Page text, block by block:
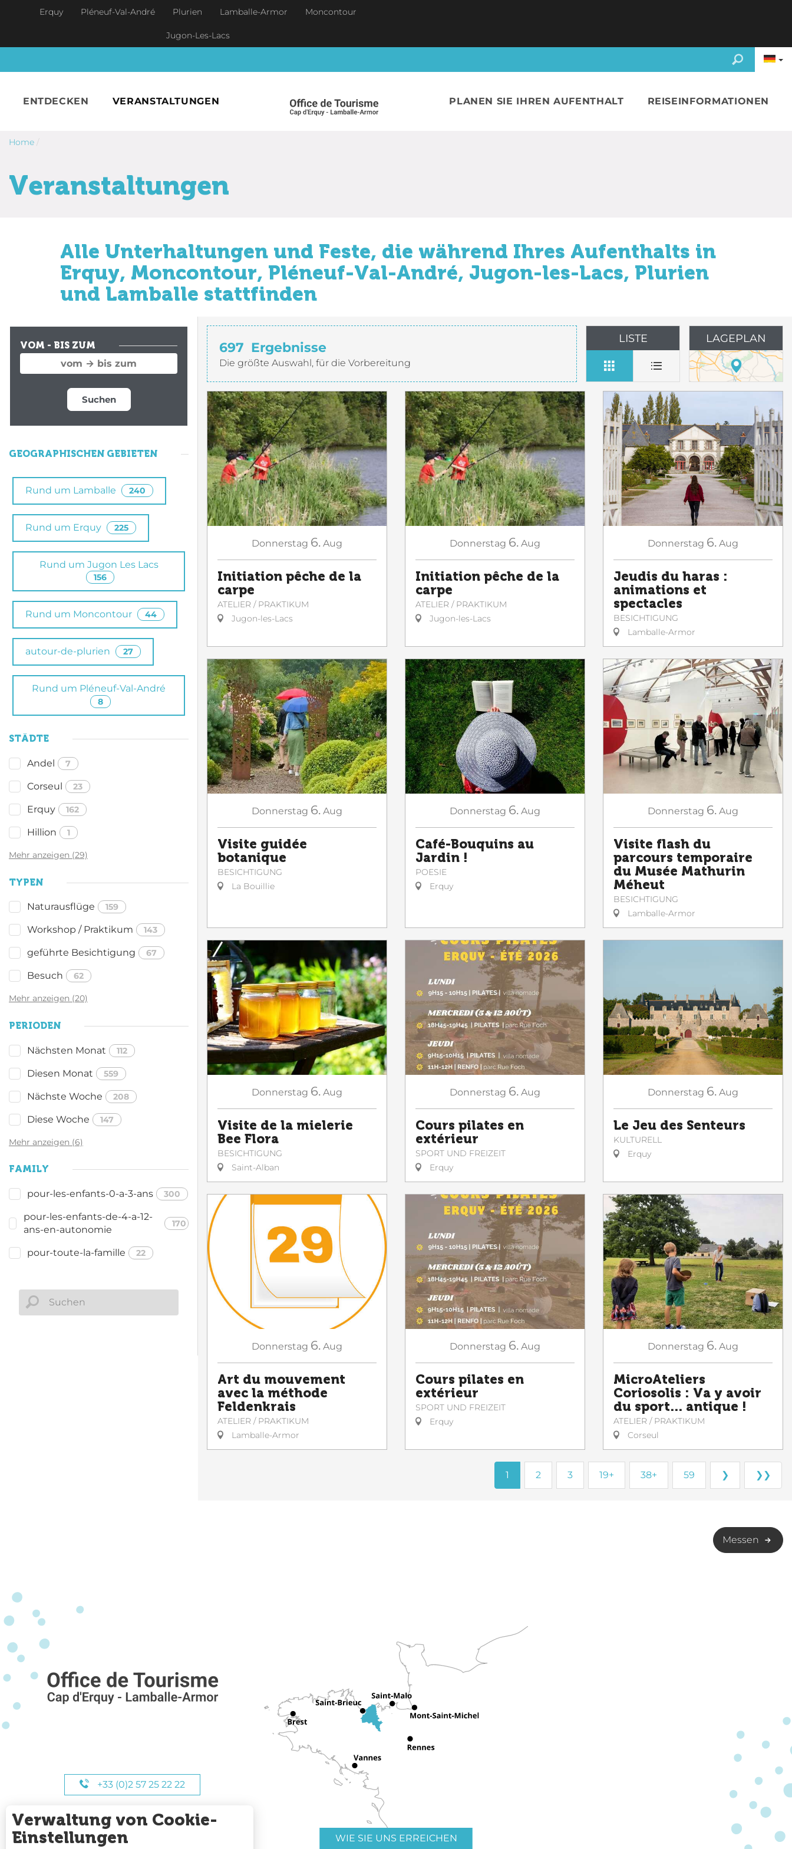
Skip to main content
Erquy Pléneuf-Val-André Plurien Lamballe-Armor Moncontour
Jugon-Les-Lacs
ENTDECKEN VERANSTALTUNGEN PLANEN SIE IHREN AUFENTHALT REISEINFORMATIONEN
Home /
Veranstaltungen
Alle Unterhaltungen und Feste, die während Ihres Aufenthalts in
Erquy, Moncontour, Pléneuf-Val-André, Jugon-les-Lacs, Plurien
und Lamballe stattfinden
VOM - BIS ZUM
Suchen
GEOGRAPHISCHEN GEBIETEN
Rund um Lamballe 240
Rund um Erquy 225
Rund um Jugon Les Lacs
156
Rund um Moncontour 44
autour-de-plurien 27
Rund um Pléneuf-Val-André
8
STÄDTE
Andel 7
Corseul 23
Erquy 162
Hillion 1
Mehr anzeigen (29)
TYPEN
Naturausflüge 159
Workshop / Praktikum 143
geführte Besichtigung 67
Besuch 62
Mehr anzeigen (20)
PERIODEN
Nächsten Monat 112
Diesen Monat 559
Nächste Woche 208
Diese Woche 147
Mehr anzeigen (6)
FAMILY
pour-les-enfants-0-a-3-ans 300
pour-les-enfants-de-4-a-12-
ans-en-autonomie
170
pour-toute-la-famille 22
697 Ergebnisse
Die größte Auswahl, für die Vorbereitung
LISTE LAGEPLAN
Donnerstag 6. Aug
Initiation pêche de la
carpe
ATELIER / PRAKTIKUM
Jugon-les-Lacs
Donnerstag 6. Aug
Initiation pêche de la
carpe
ATELIER / PRAKTIKUM
Jugon-les-Lacs
Donnerstag 6. Aug
Jeudis du haras :
animations et
spectacles
BESICHTIGUNG
Lamballe-Armor
Donnerstag 6. Aug
Visite guidée
botanique
BESICHTIGUNG
La Bouillie
Donnerstag 6. Aug
Café-Bouquins au
Jardin !
POESIE
Erquy
Donnerstag 6. Aug
Visite flash du
parcours temporaire
du Musée Mathurin
Méheut
BESICHTIGUNG
Lamballe-Armor
Donnerstag 6. Aug
Visite de la mielerie
Bee Flora
BESICHTIGUNG
Saint-Alban
Donnerstag 6. Aug
Cours pilates en
extérieur
SPORT UND FREIZEIT
Erquy
Donnerstag 6. Aug
Le Jeu des Senteurs
KULTURELL
Erquy
Donnerstag 6. Aug
Art du mouvement
avec la méthode
Feldenkrais
ATELIER / PRAKTIKUM
Lamballe-Armor
Donnerstag 6. Aug
Cours pilates en
extérieur
SPORT UND FREIZEIT
Erquy
Donnerstag 6. Aug
MicroAteliers
Coriosolis : Va y avoir
du sport... antique !
ATELIER / PRAKTIKUM
Corseul
1 2 3 19+ 38+ 59 ❯ ❯❯
Messen
+33 (0)2 57 25 22 22
UNSERE STUNDEN
WIE SIE UNS ERREICHEN
Verwaltung von Cookie-
Einstellungen